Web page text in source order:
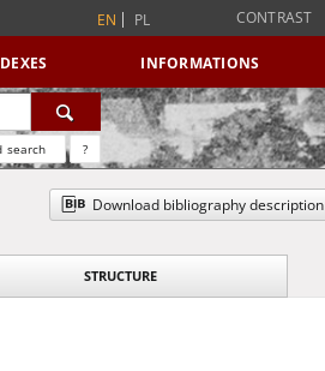
EN PL CONTRAST
INFORMATIONS
search ?
Download bibliography description
STRUCTURE